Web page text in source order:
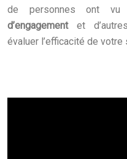
de personnes ont vu
d’engagementet
évaluer l’efficacité de votre